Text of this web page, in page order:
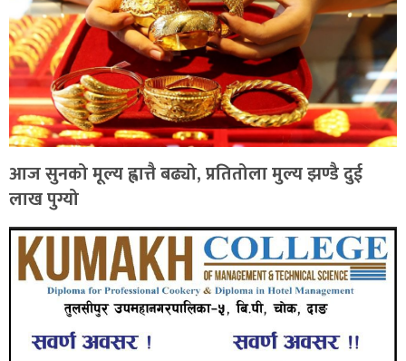
आज सुनको मूल्य ह्वात्तै बढ्यो, प्रतितोला मुल्य झण्डै दुई
लाख पुग्यो